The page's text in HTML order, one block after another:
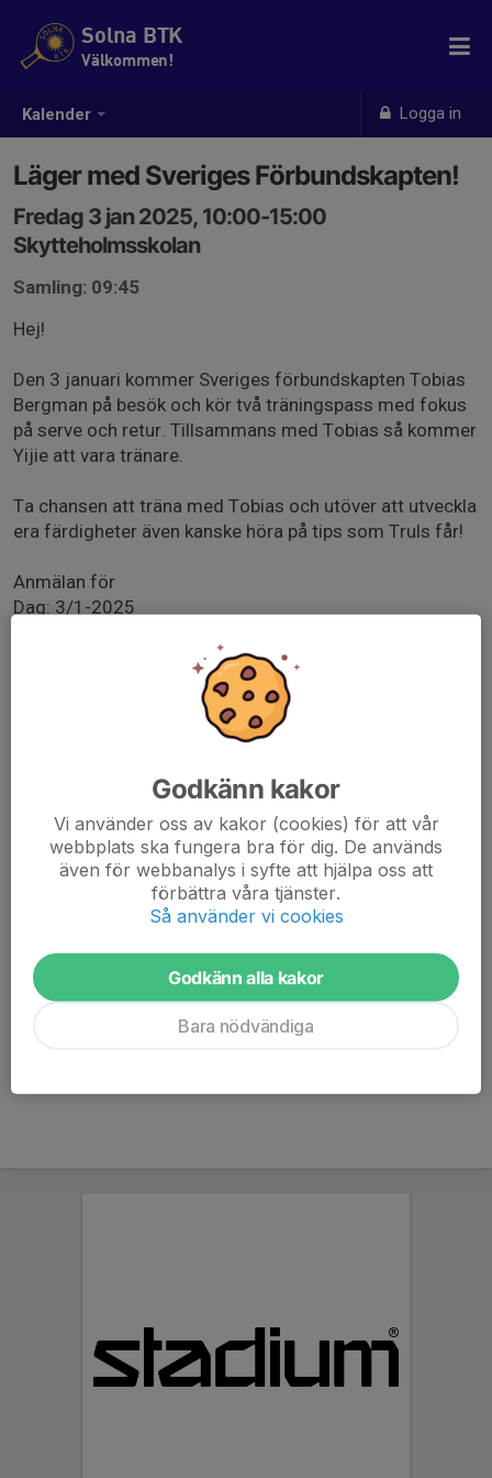
Kalender Logga in
Solna BTK
Välkommen!
Läger med Sveriges Förbundskapten!
Fredag 3 jan 2025, 10:00-15:00
Skytteholmsskolan
Samling: 09:45
Hej!
Den 3 januari kommer Sveriges förbundskapten Tobias
Bergman på besök och kör två träningspass med fokus
på serve och retur. Tillsammans med Tobias så kommer
Yijie att vara tränare.
Ta chansen att träna med Tobias och utöver att utveckla
era färdigheter även kanske höra på tips som Truls får!
Anmälan för
Dag: 3/1-2025
Mat: Ta med er matlåda, mikro finns att värma maten.
450kr för seniorer
När anmälan är stängd så kan inte avanmäla sig och
Antal platser: 20 st (Minst 12 st för att lägret ska bli av)
Godkänn kakor
Vi använder oss av kakor (cookies) för att vår
webbplats ska fungera bra för dig. De används
även för webbanalys i syfte att hjälpa oss att
förbättra våra tjänster.
Så använder vi cookies
Godkänn alla kakor
Bara nödvändiga